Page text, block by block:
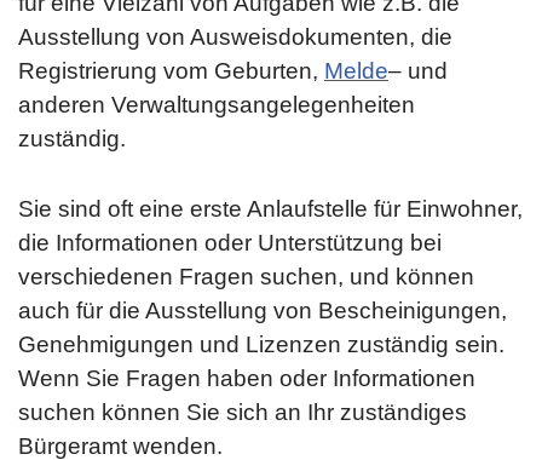
Ausstellung von Ausweisdokumenten, die
Registrierung vom Geburten, Melde– und
anderen Verwaltungsangelegenheiten
zuständig.
Sie sind oft eine erste Anlaufstelle für Einwohner,
die Informationen oder Unterstützung bei
verschiedenen Fragen suchen, und können
auch für die Ausstellung von Bescheinigungen,
Genehmigungen und Lizenzen zuständig sein.
Wenn Sie Fragen haben oder Informationen
suchen können Sie sich an Ihr zuständiges
Bürgeramt wenden.